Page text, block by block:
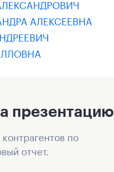
АЛЕКСЕЕВНА
презентацию
по
отчет.